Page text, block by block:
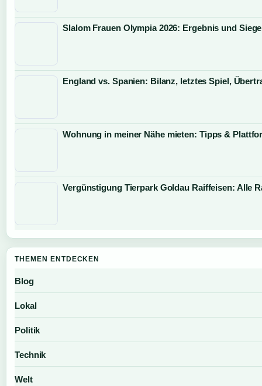
Slalom Frauen Olympia 2026: Ergebnis und
England vs. Spanien: Bilanz, letztes Spiel,
Wohnung in meiner Nähe mieten: Tipps &
Vergünstigung Tierpark Goldau Raiffeisen: Alle
THEMEN ENTDECKEN
Blog
Lokal
Politik
Technik
Welt